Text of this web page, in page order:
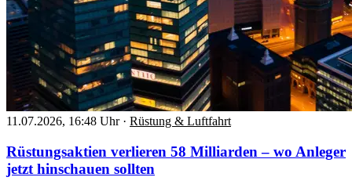
11.07.2026, 16:48 Uhr · Rüstung & Luftfahrt
Rüstungsaktien verlieren 58 Milliarden – wo Anleger
jetzt hinschauen sollten